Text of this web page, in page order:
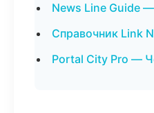
News Line Guide
Справочник Link
Portal City Pro —